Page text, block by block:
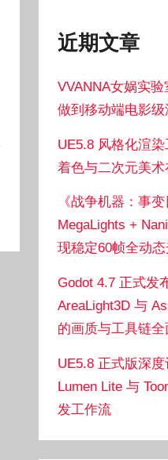
近期文章
VVANNA女娲实
做到移动端电影级
UE5.8 风格化渲
着色与二次元美
《战争机器：事
MegaLights +
现稳定60帧全动态
Godot 4.7 正式发
AreaLight3D 与
的画质与工具链
UE5.8 正式版深度
Lumen Lite 与
发工作流